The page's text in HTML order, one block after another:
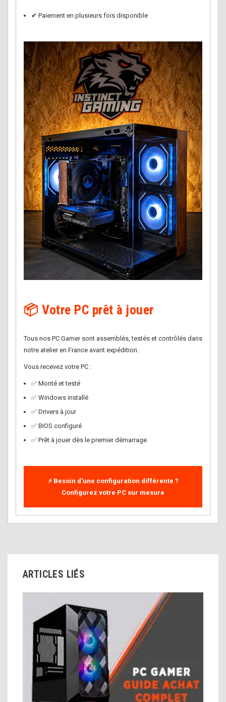
✔ Paiement en plusieurs fois disponible
📦 Votre PC prêt à jouer
Tous nos PC Gamer sont assemblés, testés et contrôlés dans
notre atelier en France avant expédition.
Vous recevez votre PC :
✅ Monté et testé
✅ Windows installé
✅ Drivers à jour
✅ BIOS configuré
✅ Prêt à jouer dès le premier démarrage
⚡ Besoin d'une configuration différente ?
Configurez votre PC sur mesure
ARTICLES LIÉS